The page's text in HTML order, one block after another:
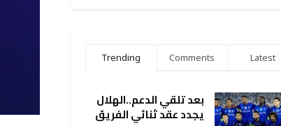
Trending Comments Latest
بعد تلقي الدعم..الهلال
يجدد عقد ثنائي الفريق